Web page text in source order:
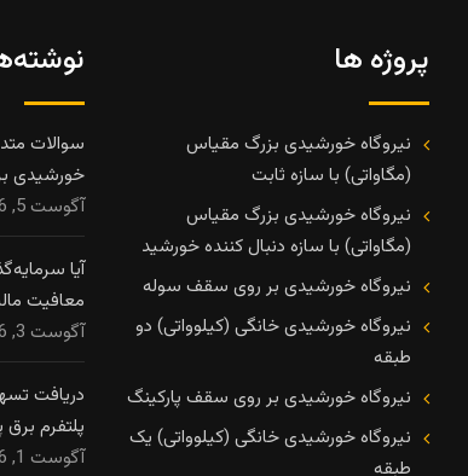
پروژه ها
نیروگاه خورشیدی بزرگ مقیاس
(مگاواتی) با سازه ثابت
نیروگاه خورشیدی بزرگ مقیاس
(مگاواتی) با سازه دنبال کننده خورشید
نیروگاه خورشیدی بر روی سقف سوله
نیروگاه خورشیدی خانگی (کیلوواتی) دو
طبقه
نیروگاه خورشیدی بر روی سقف پارکینگ
نیروگاه خورشیدی خانگی (کیلوواتی) یک
طبقه
سوالات
خورشیدی
آگوست 5, 2026
آیا
معافیت
آگوست 3, 2026
دریافت
پلتفرم
آگوست 1, 2026